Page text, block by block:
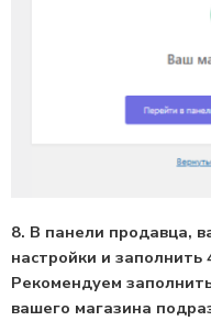
8. В панели продавца,
настройки и
Рекомендуем
вашего магазина